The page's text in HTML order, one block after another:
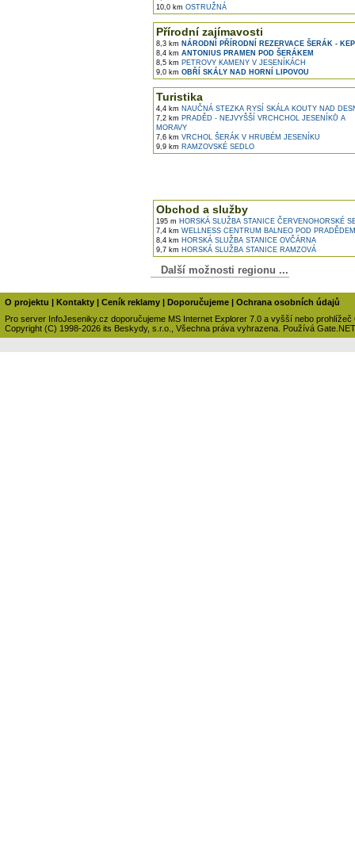
10,0 km OSTRUŽNÁ
Přírodní zajímavosti
8,3 km NÁRODNÍ PŘÍRODNÍ REZERVACE ŠERÁK -
8,4 km ANTONIUS PRAMEN POD ŠERÁKEM
8,5 km PETROVY KAMENY V JESENÍKÁCH
9,0 km OBŘÍ SKÁLY NAD HORNÍ LIPOVOU
Turistika
4,4 km NAUČNÁ STEZKA RYSÍ SKÁLA KOUTY NAD
7,2 km PRADĚD - NEJVYŠŠÍ VRCHCHOL JESENÍKŮ A
MORAVY
7,6 km VRCHOL ŠERÁK V HRUBÉM JESENÍKU
9,9 km RAMZOVSKÉ SEDLO
Obchod a služby
195 m HORSKÁ SLUŽBA STANICE ČERVENOHORSKÉ
7,4 km WELLNESS CENTRUM BALNEO POD PRADĚDEM
8,4 km HORSKÁ SLUŽBA STANICE OVČÁRNA
9,7 km HORSKÁ SLUŽBA STANICE RAMZOVÁ
Další možnosti regionu ...
O projektu | Kontakty | Ceník reklamy | Doporučujeme | Ochrana osobních údajů
Pro server InfoJeseniky.cz doporučujeme MS Internet Explorer 7.0 a vyšší nebo prohlížeč
Copyright (C) 1998-2026 its Beskydy, s.r.o., Všechna práva vyhrazena. Používá